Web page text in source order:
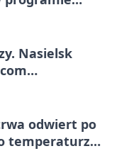
Nasielsk
odwiert po
temperaturze